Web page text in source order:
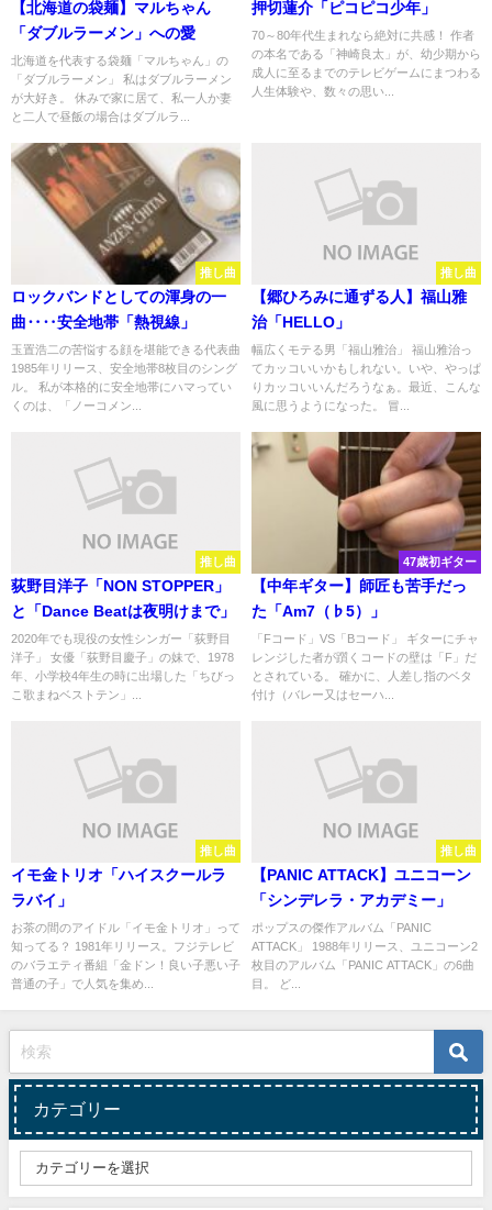
【北海道の袋麺】マルちゃん
「ダブルラーメン」への愛
北海道を代表する袋麺「マルちゃん」の
「ダブルラーメン」 私はダブルラーメン
が大好き。 休みで家に居て、私一人か妻
と二人で昼飯の場合はダブルラ...
押切蓮介「ピコピコ少年」
70～80年代生まれなら絶対に共感！ 作者
の本名である「神崎良太」が、幼少期から
成人に至るまでのテレビゲームにまつわる
人生体験や、数々の思い...
推し曲
ロックバンドとしての渾身の一
曲‥‥安全地帯「熱視線」
玉置浩二の苦悩する顔を堪能できる代表曲
1985年リリース、安全地帯8枚目のシング
ル。 私が本格的に安全地帯にハマってい
くのは、「ノーコメン...
推し曲
【郷ひろみに通ずる人】福山雅
治「HELLO」
幅広くモテる男「福山雅治」 福山雅治っ
てカッコいいかもしれない。いや、やっぱ
りカッコいいんだろうなぁ。最近、こんな
風に思うようになった。 冒...
推し曲
荻野目洋子「NON STOPPER」
と「Dance Beatは夜明けまで」
2020年でも現役の女性シンガー「荻野目
洋子」 女優「荻野目慶子」の妹で、1978
年、小学校4年生の時に出場した「ちびっ
こ歌まねベストテン」...
47歳初ギター
【中年ギター】師匠も苦手だっ
た「Am7（♭5）」
「Fコード」VS「Bコード」 ギターにチャ
レンジした者が躓くコードの壁は「F」だ
とされている。 確かに、人差し指のベタ
付け（バレー又はセーハ...
推し曲
イモ金トリオ「ハイスクールラ
ラバイ」
お茶の間のアイドル「イモ金トリオ」って
知ってる？ 1981年リリース。フジテレビ
のバラエティ番組「金ドン！良い子悪い子
普通の子」で人気を集め...
推し曲
【PANIC ATTACK】ユニコーン
「シンデレラ・アカデミー」
ポップスの傑作アルバム「PANIC
ATTACK」 1988年リリース、ユニコーン2
枚目のアルバム「PANIC ATTACK」の6曲
目。 ど...
カテゴリー